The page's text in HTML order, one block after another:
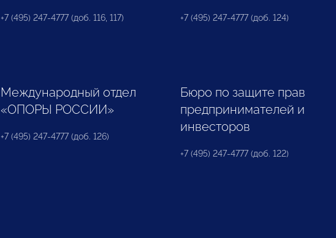
+7 (495) 247-4777 (доб. 116, 117) +7 (495) 247-4777 (доб. 124)
Международный отдел
«ОПОРЫ РОССИИ»
+7 (495) 247-4777 (доб. 126)
Бюро по защите прав
предпринимателей и
инвесторов
+7 (495) 247-4777 (доб. 122)